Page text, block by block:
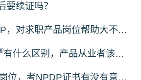
要续证吗？
在校生考NPDP，对求职产品岗位帮助大不大？
有什么区别，产品从业者该怎么选证？
零基础非产品岗位，考NPDP证书有没有意义？